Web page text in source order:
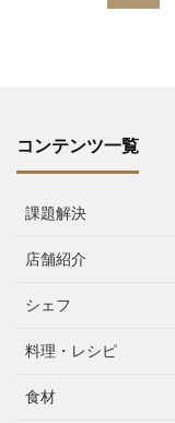
コンテンツ一覧
課題解決
店舗紹介
シェフ
料理・レシピ
食材